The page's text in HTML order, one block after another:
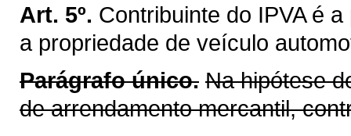
Art. 5º. Contribuinte do IPVA é
a propriedade de veículo
Parágrafo único. Na hipótese
de arrendamento mercantil,